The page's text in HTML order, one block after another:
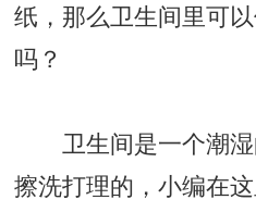
纸，那么卫生间里可
吗？
卫生间是一个潮湿
擦洗打理的，小编在